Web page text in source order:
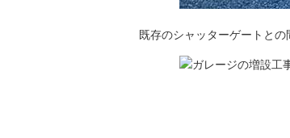
既存のシャッターゲートとの